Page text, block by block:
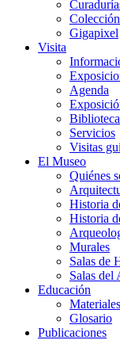
Colección
Gigapixel
Visita
Agenda
Biblioteca
Servicios
Visitas
El Museo
Quiénes
Historia
Historia
Murales
Salas de
Salas del
Educación
Glosario
Publicaciones